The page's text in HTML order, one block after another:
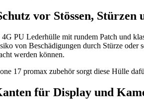
vor Stössen,
PU Lederhülle mit rundem Patch und
von Beschädigungen durch Stürze
werden können.
17 promax zubehör sorgt diese Hülle
für Display und